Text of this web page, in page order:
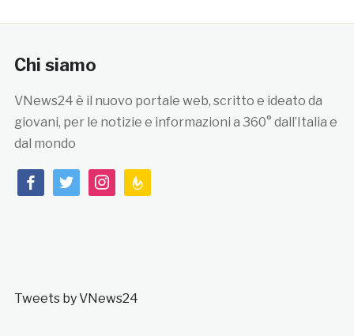
Chi siamo
VNews24 è il nuovo portale web, scritto e ideato da
giovani, per le notizie e informazioni a 360° dall’Italia e
dal mondo
facebooktwitterinstagramfeedburner
Tweets by VNews24